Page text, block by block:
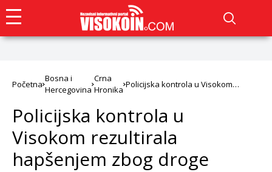
Početna
Bosna i
Hercegovina
Crna
Hronika
Policijska kontrola u Visokom
Policijska kontrola u
Visokom rezultirala
hapšenjem zbog droge